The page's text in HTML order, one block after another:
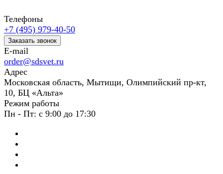
Телефоны
+7 (495) 979-40-50
Заказать звонок
E-mail
order@sdsvet.ru
Адрес
Московская область, Мытищи, Олимпийский пр-кт,
10, БЦ «Альта»
Режим работы
Пн - Пт: с 9:00 до 17:30